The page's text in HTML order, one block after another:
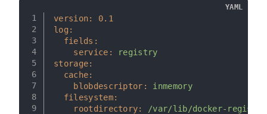
1
2
3
4
5
6
7
8
9
version:
0.1
log:
fields:
service:
registry
storage:
cache:
blobdescriptor:
inmemory
filesystem:
rootdirectory:
/var/lib/docker-registry
YAML